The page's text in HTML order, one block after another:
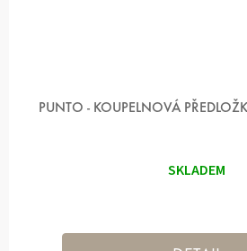
PUNTO - KOUPELNOVÁ
SKLADEM